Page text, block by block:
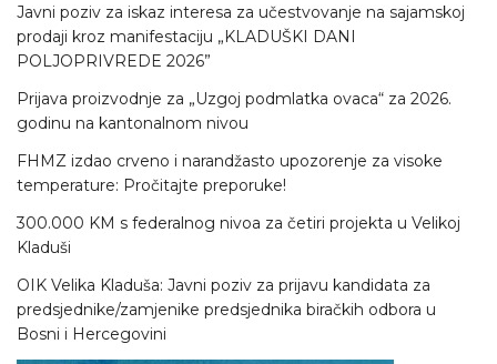
Javni poziv za iskaz interesa za učestvovanje na sajamskoj
prodaji kroz manifestaciju „KLADUŠKI DANI
POLJOPRIVREDE 2026”
Prijava proizvodnje za „Uzgoj podmlatka ovaca“ za 2026.
godinu na kantonalnom nivou
FHMZ izdao crveno i narandžasto upozorenje za visoke
temperature: Pročitajte preporuke!
300.000 KM s federalnog nivoa za četiri projekta u Velikoj
Kladuši
OIK Velika Kladuša: Javni poziv za prijavu kandidata za
predsjednike/zamjenike predsjednika biračkih odbora u
Bosni i Hercegovini